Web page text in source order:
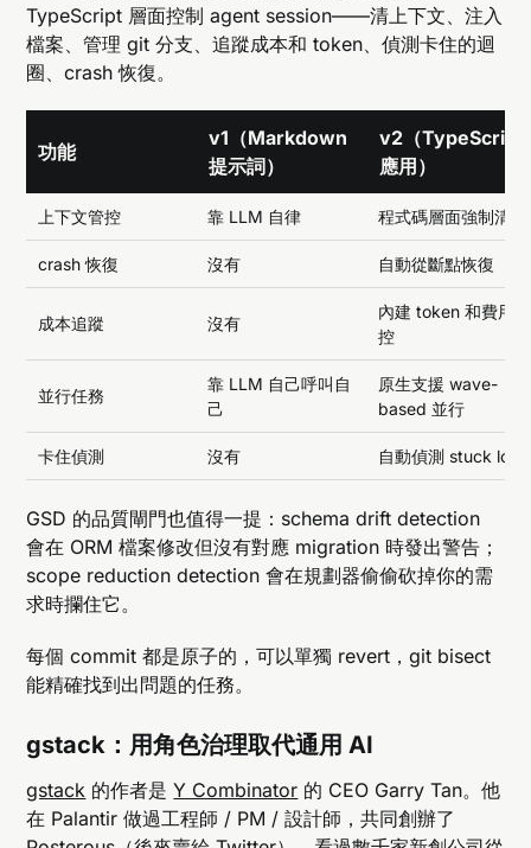
TypeScript 層面控制 agent session——清上下文、注入
檔案、管理 git 分支、追蹤成本和 token、偵測卡住的迴
圈、crash 恢復。
功能
v1（Markdown
提示詞）
v2（TypeScript
應用）
上下文管控 靠 LLM 自律 程式碼層面強制清除
crash 恢復 沒有 自動從斷點恢復
成本追蹤 沒有
內建 token 和費用監
控
並行任務
靠 LLM 自己呼叫自
己
原生支援 wave-
based 並行
卡住偵測 沒有 自動偵測 stuck loop
GSD 的品質閘門也值得一提：schema drift detection
會在 ORM 檔案修改但沒有對應 migration 時發出警告；
scope reduction detection 會在規劃器偷偷砍掉你的需
求時攔住它。
每個 commit 都是原子的，可以單獨 revert，git bisect
能精確找到出問題的任務。
gstack：用角色治理取代通用 AI
gstack 的作者是Y Combinator 的 CEO Garry Tan。他
在 Palantir 做過工程師 / PM / 設計師，共同創辦了